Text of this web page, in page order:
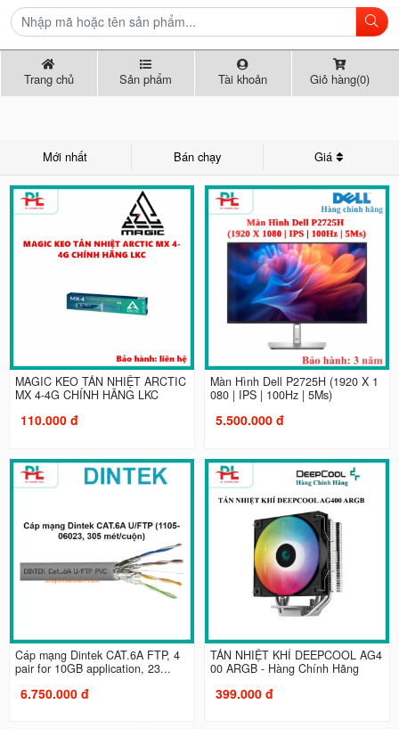
Trang chủ Sản phẩm Tài khoản Giỏ hàng(0)
Mới nhất Bán chạy Giá
MAGIC KEO TẢN NHIỆT ARCTIC
MX 4-4G CHÍNH HÃNG LKC
110.000 đ
Màn Hình Dell P2725H (1920 X 1
080 | IPS | 100Hz | 5Ms)
5.500.000 đ
Cáp mạng Dintek CAT.6A FTP, 4
pair for 10GB application, 23...
6.750.000 đ
TẢN NHIỆT KHÍ DEEPCOOL AG4
00 ARGB - Hàng Chính Hãng
399.000 đ